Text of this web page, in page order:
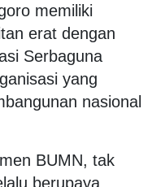
memiliki
erat dengan
Serbaguna
yang
nasional
BUMN, tak
berupaya